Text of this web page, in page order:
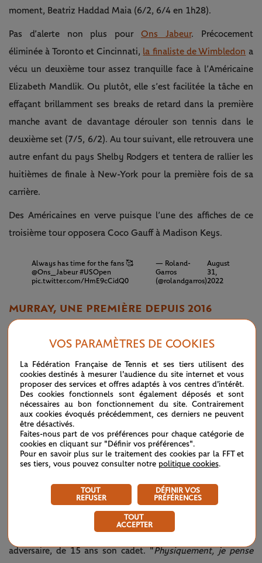
moment, Beatriz Haddad Maia (6/2, 6/4 en 1h28).
Pas d’alerte non plus pour Ons Jabeur. Précocement
éliminée à Toronto et Cincinnati, la finaliste de Wimbledon a
vécu un deuxième tour assez tranquille face à l’Américaine
Elizabeth Mandlik. Ou plutôt, elle s’est facilitée la tâche en
effaçant brillamment ses breaks de retard dans la première
manche avant de davantage dérouler son tennis dans le
deuxième set (7/5, 6/2). Au tour suivant, elle retrouvera une
autre enfant du pays Shelby Rodgers et tentera de rallier les
huitièmes de finale à New-York pour la première fois de sa
carrière.
Des Américaines en verve puisque l’une des affiches de ce
troisième tour opposera Coco Gauff à Madison Keys.
Always has time for the fans 🥰
@Ons_Jabeur #USOpen
pic.twitter.com/HmE9cCidQ0
— Roland-
Garros
(@rolandgarros)
August
31,
2022
MURRAY, UNE PREMIÈRE DEPUIS 2016
à Flushing Meadows. Programmé sur le court Arthur Ashe, le
Britannique a disposé du jeune Américain Emilio Nava (5/7,
6/3, 6/1, 6/0 en 3h00). Surpris en fin de première manche
alors qu’il venait tout juste de débreaker, le vainqueur de
l’édition 2012 a su élever son niveau de jeu pour s’éviter un
match à rallonge. Davantage dominateur dans les échanges,
vis-à-vis qui ne s’est plus procuré la moindre balle de break
dans les trois dernières manches.
Mieux, Sir Andy a même semblé beaucoup plus frais que son
adversaire, de 15 ans son cadet. "Physiquement, je pense
VOS PARAMÈTRES DE COOKIES
La Fédération Française de Tennis et ses tiers utilisent des
cookies destinés à mesurer l'audience du site internet et vous
proposer des services et offres adaptés à vos centres d'intérêt.
Des cookies fonctionnels sont également déposés et sont
nécessaires au bon fonctionnement du site. Contrairement
aux cookies évoqués précédemment, ces derniers ne peuvent
être désactivés.
Faites-nous part de vos préférences pour chaque catégorie de
cookies en cliquant sur "Définir vos préférences".
Pour en savoir plus sur le traitement des cookies par la FFT et
ses tiers, vous pouvez consulter notre politique cookies.
TOUT
REFUSER
DÉFINIR VOS
PRÉFÉRENCES
TOUT
ACCEPTER